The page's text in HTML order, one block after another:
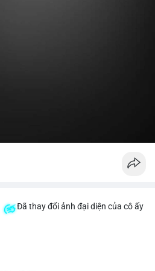
Đã thay đổi ảnh đại diện của cô ấy